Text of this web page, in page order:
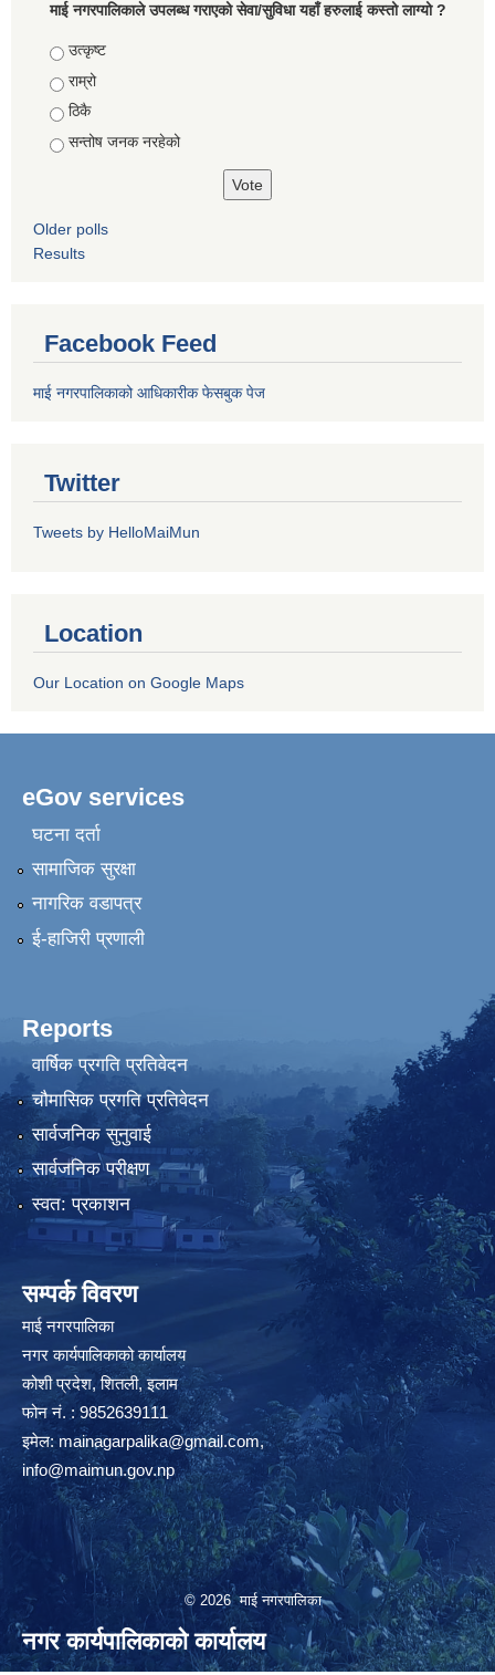
माई नगरपालिकाले उपलब्ध गराएको सेवा/सुविधा यहाँ हरुलाई कस्तो लाग्यो ?
Choices
उत्कृष्ट
राम्रो
ठिकै
सन्तोष जनक नरहेको
Older polls
Results
Facebook Feed
माई नगरपालिकाको आधिकारीक फेसबुक पेज
Twitter
Tweets by HelloMaiMun
Location
Our Location on Google Maps
eGov services
घटना दर्ता
सामाजिक सुरक्षा
नागरिक वडापत्र
ई-हाजिरी प्रणाली
Reports
वार्षिक प्रगति प्रतिवेदन
चौमासिक प्रगति प्रतिवेदन
सार्वजनिक सुनुवाई
सार्वजनिक परीक्षण
स्वत: प्रकाशन
सम्पर्क विवरण
माई नगरपालिका
नगर कार्यपालिकाको कार्यालय
कोशी प्रदेश, शितली, इलाम
फोन नं. : 9852639111
इमेल:mainagarpalika@gmail.com,
info@maimun.gov.np
© 2026 माई नगरपालिका
नगर कार्यपालिकाको कार्यालय